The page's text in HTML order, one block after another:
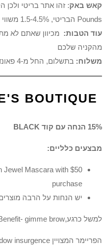
קאש באק
Pounds הבריטי, 1.5-4.5% משווי הקניה.
עוד הטבות: מכיוון שאתם לא
מהקניה שלכם
משלוח: בתשלום, החל מ-4 פאונד.
15% הנחה עם קוד BLACK
מבצעים כלליים:
Jewel Mascara with $50
purchase
יש הנחות על הרבה
למשל כרגע,Benefit- gimme brow- ב58 שקלים במקום ב- 84.58